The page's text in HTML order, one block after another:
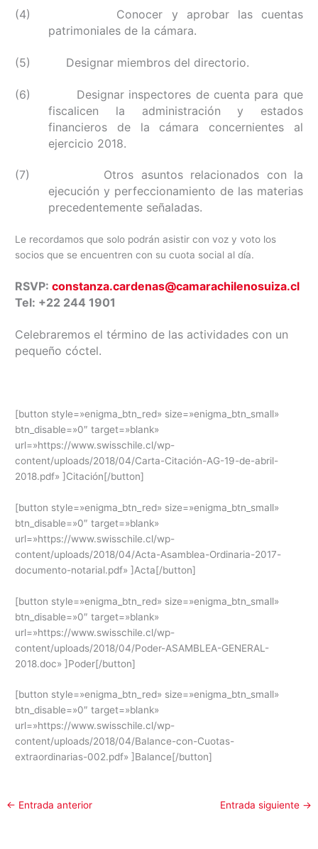
(4) Conocer y aprobar las cuentas
patrimoniales de la cámara.
(5) Designar miembros del directorio.
(6) Designar inspectores de cuenta para que
fiscalicen la administración y estados
financieros de la cámara concernientes al
ejercicio 2018.
(7) Otros asuntos relacionados con la
ejecución y perfeccionamiento de las materias
precedentemente señaladas.
Le recordamos que solo podrán asistir con voz y voto los
socios que se encuentren con su cuota social al día.
RSVP:constanza.cardenas@camarachilenosuiza.cl
Tel: +22 244 1901
Celebraremos el término de las actividades con un
pequeño cóctel.
[button style=»enigma_btn_red» size=»enigma_btn_small»
btn_disable=»0″ target=»blank»
url=»https://www.swisschile.cl/wp-
content/uploads/2018/04/Carta-Citación-AG-19-de-abril-
2018.pdf» ]Citación[/button]
[button style=»enigma_btn_red» size=»enigma_btn_small»
btn_disable=»0″ target=»blank»
url=»https://www.swisschile.cl/wp-
content/uploads/2018/04/Acta-Asamblea-Ordinaria-2017-
documento-notarial.pdf» ]Acta[/button]
[button style=»enigma_btn_red» size=»enigma_btn_small»
btn_disable=»0″ target=»blank»
url=»https://www.swisschile.cl/wp-
content/uploads/2018/04/Poder-ASAMBLEA-GENERAL-
2018.doc» ]Poder[/button]
[button style=»enigma_btn_red» size=»enigma_btn_small»
btn_disable=»0″ target=»blank»
url=»https://www.swisschile.cl/wp-
content/uploads/2018/04/Balance-con-Cuotas-
extraordinarias-002.pdf» ]Balance[/button]
← Entrada anterior Entrada siguiente →